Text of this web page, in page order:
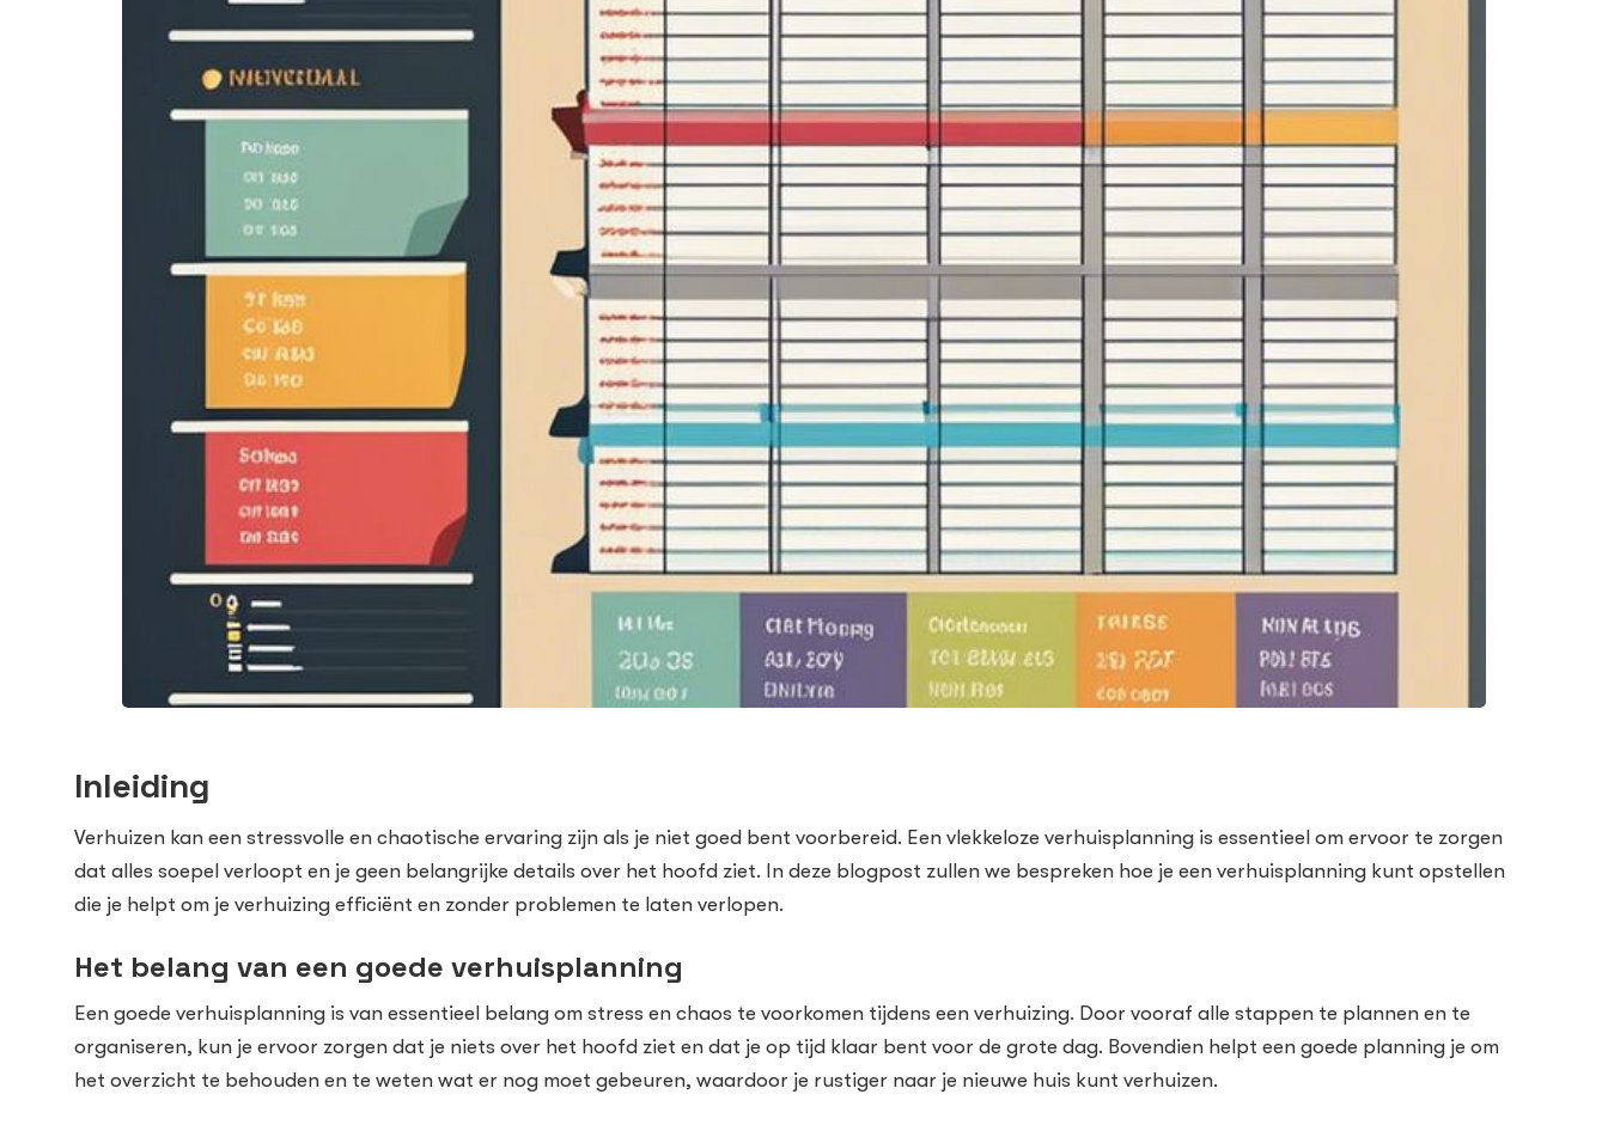
Inleiding
Verhuizen kan een stressvolle en chaotische ervaring zijn als je niet goed bent voorbereid. Een vlekkeloze verhuisplanning is essentieel om ervoor te zorgen
dat alles soepel verloopt en je geen belangrijke details over het hoofd ziet. In deze blogpost zullen we bespreken hoe je een verhuisplanning kunt opstellen
die je helpt om je verhuizing efficiënt en zonder problemen te laten verlopen.
Het belang van een goede verhuisplanning
Een goede verhuisplanning is van essentieel belang om stress en chaos te voorkomen tijdens een verhuizing. Door vooraf alle stappen te plannen en te
organiseren, kun je ervoor zorgen dat je niets over het hoofd ziet en dat je op tijd klaar bent voor de grote dag. Bovendien helpt een goede planning je om
het overzicht te behouden en te weten wat er nog moet gebeuren, waardoor je rustiger naar je nieuwe huis kunt verhuizen.